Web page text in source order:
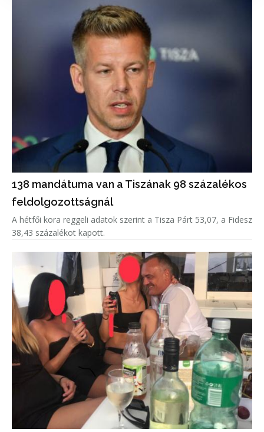
138 mandátuma van a Tiszának 98 százalékos
feldolgozottságnál
A hétfői kora reggeli adatok szerint a Tisza Párt 53,07, a Fidesz
38,43 százalékot kapott.